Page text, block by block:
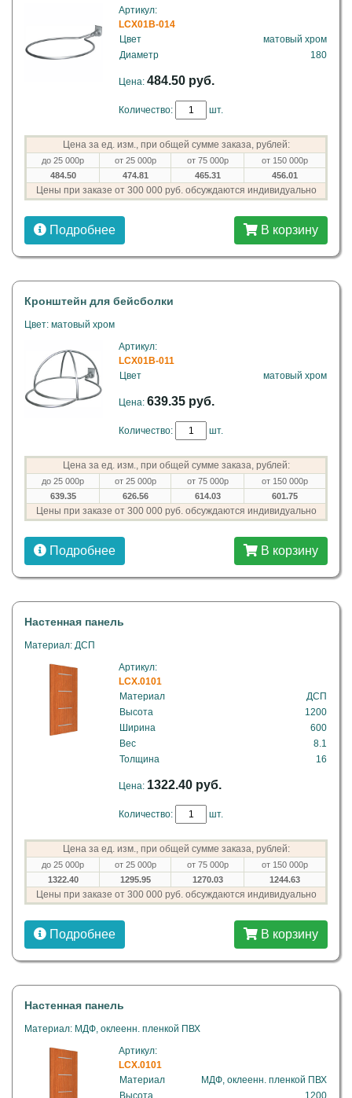
Артикул:
LCX01B-014
Цвет
матовый хром
Диаметр
180
Цена: 484.50 руб.
Количество: шт.
Цена за ед. изм., при общей сумме заказа, рублей:
до 25 000р от 25 000р от 75 000р
от 150 000р
484.50
474.81 465.31 456.01
Цены при заказе от 300 000 руб. обсуждаются индивидуально
Подробнее В корзину
Кронштейн для бейсболки
Цвет: матовый хром
Артикул:
LCX01B-011
Цвет
матовый хром
Цена: 639.35 руб.
Количество: шт.
Цена за ед. изм., при общей сумме заказа, рублей:
до 25 000р от 25 000р от 75 000р
от 150 000р
639.35
626.56 614.03 601.75
Цены при заказе от 300 000 руб. обсуждаются индивидуально
Подробнее В корзину
Настенная панель
Материал: ДСП
Артикул:
LCX.0101
Материал
ДСП
Высота
1200
Ширина
600
Вес
8.1
Толщина
16
Цена: 1322.40 руб.
Количество: шт.
Цена за ед. изм., при общей сумме заказа, рублей:
до 25 000р от 25 000р от 75 000р
от 150 000р
1322.40
1295.95 1270.03 1244.63
Цены при заказе от 300 000 руб. обсуждаются индивидуально
Подробнее В корзину
Настенная панель
Материал: МДФ, оклеенн. пленкой ПВХ
Артикул:
LCX.0101
Материал
МДФ, оклеенн. пленкой ПВХ
Высота
1200